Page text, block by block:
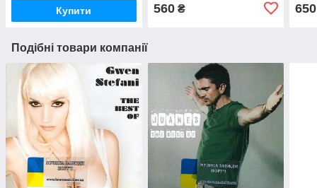
Купити 560₴ 650
Подібні товари компанії